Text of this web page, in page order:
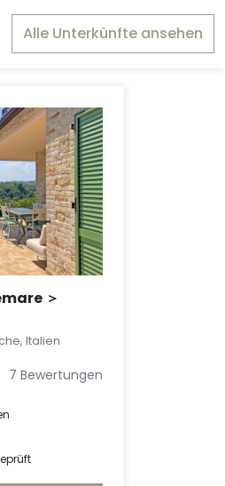
Alle Unterkünfte ansehen
＞
Italien
7 Bewertungen